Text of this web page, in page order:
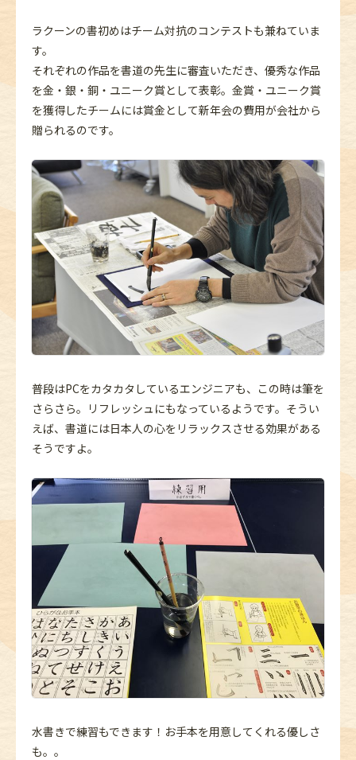
ラクーンの書初めはチーム対抗のコンテストも兼ねていま
す。
それぞれの作品を書道の先生に審査いただき、優秀な作品
を金・銀・銅・ユニーク賞として表彰。金賞・ユニーク賞
を獲得したチームには賞金として新年会の費用が会社から
贈られるのです。
普段はPCをカタカタしているエンジニアも、この時は筆を
さらさら。リフレッシュにもなっているようです。そうい
えば、書道には日本人の心をリラックスさせる効果がある
そうですよ。
水書きで練習もできます！お手本を用意してくれる優しさ
も。。